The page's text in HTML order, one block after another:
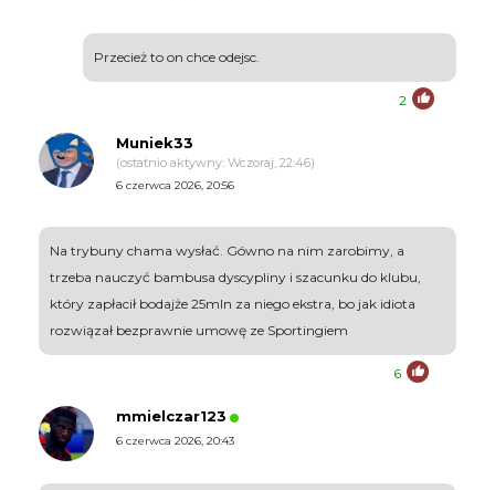
Przecież to on chce odejsc.
2
Muniek33
(ostatnio aktywny: Wczoraj, 22:46)
6 czerwca 2026, 20:56
Na trybuny chama wysłać. Gówno na nim zarobimy, a
trzeba nauczyć bambusa dyscypliny i szacunku do klubu,
który zapłacił bodajże 25mln za niego ekstra, bo jak idiota
rozwiązał bezprawnie umowę ze Sportingiem
6
mmielczar123
6 czerwca 2026, 20:43